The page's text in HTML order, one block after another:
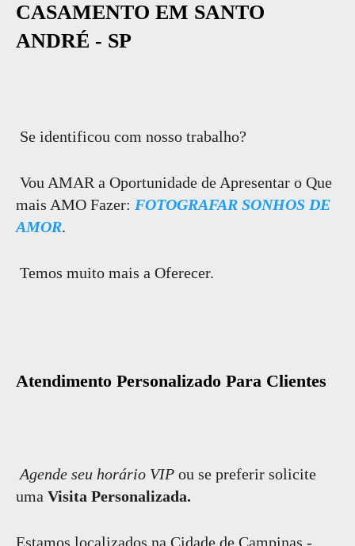
CASAMENTO EM SANTO
ANDRÉ - SP
Se identificou com nosso trabalho?
Vou AMAR a Oportunidade de Apresentar o Que
mais AMO Fazer: FOTOGRAFAR SONHOS DE
AMOR.
Temos muito mais a Oferecer.
Atendimento Personalizado Para Clientes
Agende seu horário VIP ou se preferir solicite
uma Visita Personalizada.
Estamos localizados na Cidade de Campinas -